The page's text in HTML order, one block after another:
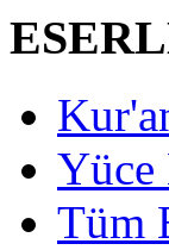
Yüce
Tüm